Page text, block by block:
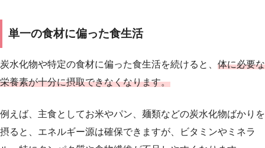
単一の食材に偏った食生活
炭水化物や特定の食材に偏った食生活を続けると、 体に必要な
栄養素が十分に摂取できなくなります。
例えば、主食としてお米やパン、麺類などの炭水化物ばかりを
摂ると、エネルギー源は確保できますが、ビタミンやミネラ